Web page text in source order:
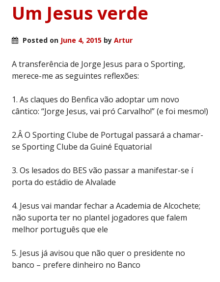
Um Jesus verde
Posted on June 4, 2015 by Artur
A transferência de Jorge Jesus para o Sporting,
merece-me as seguintes reflexões:
1. As claques do Benfica vão adoptar um novo
cântico: “Jorge Jesus, vai pró Carvalho!” (e foi mesmo!)
2.Â O Sporting Clube de Portugal passará a chamar-
se Sporting Clube da Guiné Equatorial
3. Os lesados do BES vão passar a manifestar-se í
porta do estádio de Alvalade
4. Jesus vai mandar fechar a Academia de Alcochete;
não suporta ter no plantel jogadores que falem
melhor português que ele
5. Jesus já avisou que não quer o presidente no
banco – prefere dinheiro no Banco